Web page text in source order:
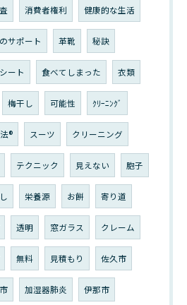
消費者権利 健康的な生活
サポート 革靴 秘訣
ート 食べてしまった 衣類
梅干し 可能性 ｸﾘｰﾆﾝｸﾞ
® スーツ クリーニング
テクニック 見えない 胞子
栄養源 お餅 寄り道
透明 窓ガラス クレーム
無料 見積もり 佐久市
加湿器肺炎 伊那市